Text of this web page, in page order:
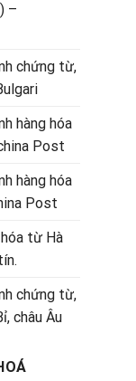
–
chứng từ,
hàng hóa
Post
hàng hóa
Post
từ Hà
chứng từ,
châu Âu